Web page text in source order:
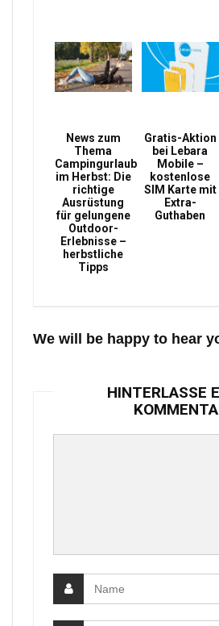
News zum
Thema
Campingurlaub
im Herbst: Die
richtige
Ausrüstung
für gelungene
Outdoor-
Erlebnisse –
herbstliche
Tipps
Gratis-Aktion
bei Lebara
Mobile –
kostenlose
SIM Karte mit
Extra-
Guthaben
We will be happy to hear
HINTERLASSE